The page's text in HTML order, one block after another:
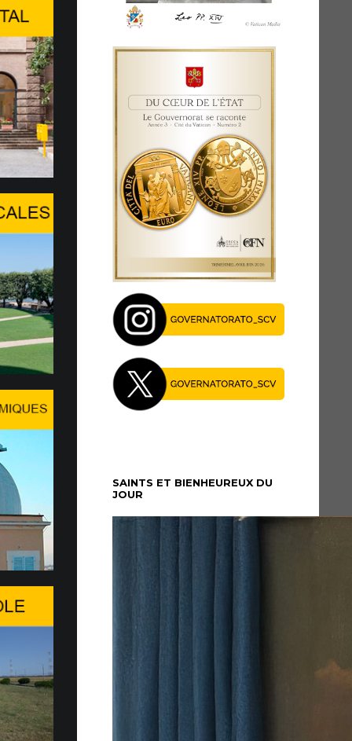
de haut niveau à
DE LA PERSONNE HUMAINE
L’INTELLIGENCE ARTIFICIELLE
du Center Stage du Palexpo, s’est tenue à
midi du...
du Pape au WSIS Forum
FACE À UN TOURNANT
XIV réaffirme la présence du Saint-Siège,
au dialogue, en particulier en
Juillet le Pape Léon XIV…
midi du dimanche 5 juillet, le Pape Léon XIV
Palais apostolique de Castel Gandolfo, où il
de repos...
à Genève du WSIS Forum
du WSIS Forum s’ouvre aujourd’hui à
de remise de 20 Fiat
SAINTS ET BIENHEUREUX DU
JOUR